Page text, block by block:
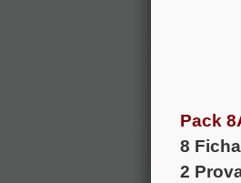
Pack
8
2